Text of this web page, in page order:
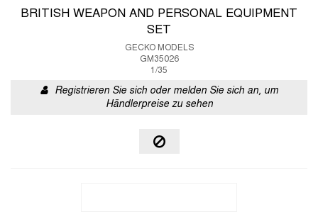
BRITISH WEAPON AND PERSONAL EQUIPMENT
SET
GECKO MODELS
GM35026
1/35
Registrieren Sie sich oder melden Sie sich an, um
Händlerpreise zu sehen